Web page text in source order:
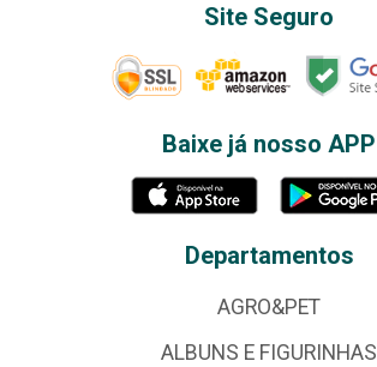
Site Seguro
Baixe já nosso APP
Departamentos
AGRO&PET
ALBUNS E FIGURINHAS